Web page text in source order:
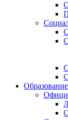
Образование